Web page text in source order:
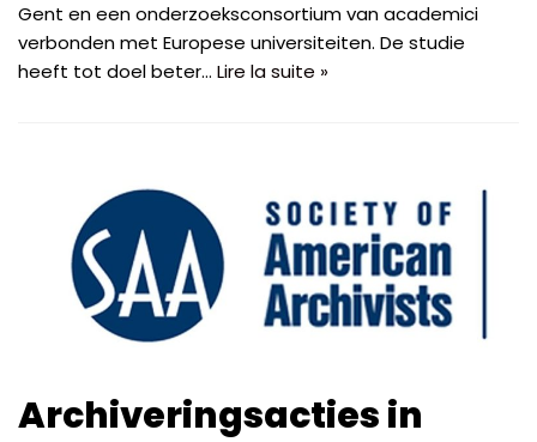
Gent en een onderzoeksconsortium van academici
verbonden met Europese universiteiten. De studie
heeft tot doel beter… Lire la suite »
Archiveringsacties in